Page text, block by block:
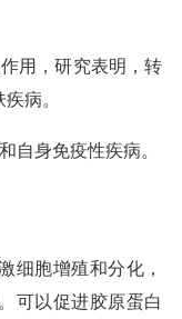
用，研究表明，转
病。
自身免疫性疾病。
细胞增殖和分化，
可以促进胶原蛋白